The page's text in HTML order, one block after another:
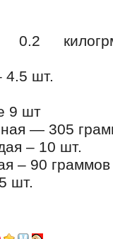
4.5 шт.
9 шт
— 305
– 10 шт.
– 90 граммов
шт.